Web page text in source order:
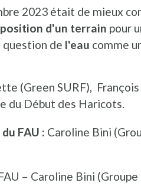
2023 était de mieux
d'un terrain pour
question de l'eau comme
(Green SURF),
du Début des Haricots.
FAU : Caroline Bini
– Caroline Bini (Groupe